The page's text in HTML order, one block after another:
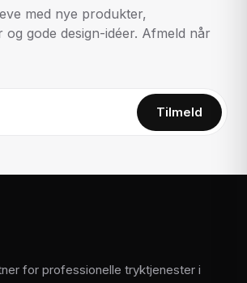
med nye produkter,
og gode design-idéer. Afmeld når
Tilmeld
for professionelle tryktjenester i